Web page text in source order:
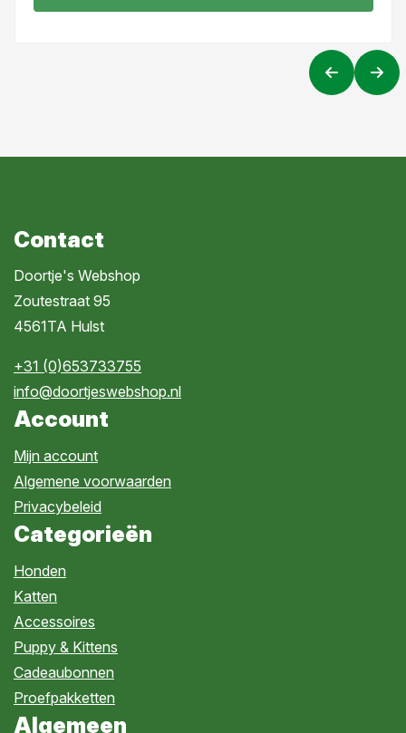
Contact
Doortje's Webshop
Zoutestraat 95
4561TA Hulst
+31 (0)653733755
info@doortjeswebshop.nl
Account
Mijn account
Algemene voorwaarden
Privacybeleid
Categorieën
Honden
Katten
Accessoires
Puppy & Kittens
Cadeaubonnen
Proefpakketten
Algemeen